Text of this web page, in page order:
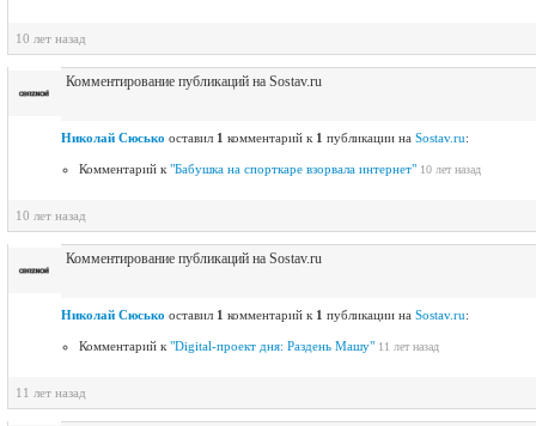
10 лет назад
Комментирование публикаций на Sostav.ru
Николай Сюсько оставил 1 комментарий к 1 публикации на Sostav.ru:
Комментарий к "Бабушка на спорткаре взорвала интернет" 10 лет назад
10 лет назад
Комментирование публикаций на Sostav.ru
Николай Сюсько оставил 1 комментарий к 1 публикации на Sostav.ru:
Комментарий к "Digital-проект дня: Раздень Машу" 11 лет назад
11 лет назад